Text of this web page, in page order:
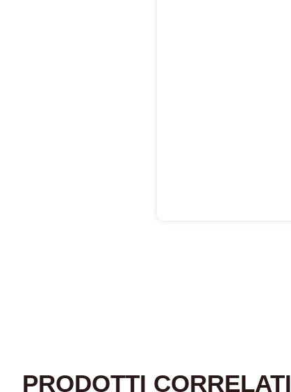
PRODOTTI CORRELATI